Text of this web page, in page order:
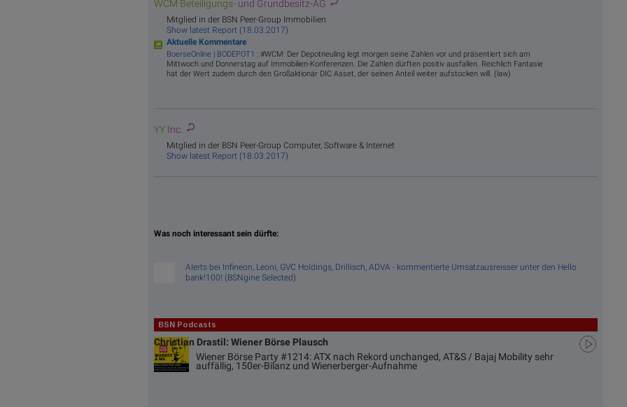
WCM Beteiligungs- und Grundbesitz-AG
Mitglied in der BSN Peer-Group Immobilien
Show latest Report (18.03.2017)
Aktuelle Kommentare
BoerseOnline | BODEPOT1 : #WCM: Der Depotneuling legt morgen seine Zahlen vor und präsentiert sich am
Mittwoch und Donnerstag auf Immobilien-Konferenzen. Die Zahlen dürften positiv ausfallen. Reichlich Fantasie
hat der Wert zudem durch den Großaktionär DIC Asset, der seinen Anteil weiter aufstocken will. (law)
YY Inc.
Mitglied in der BSN Peer-Group Computer, Software & Internet
Show latest Report (18.03.2017)
Was noch interessant sein dürfte:
Alerts bei Infineon, Leoni, GVC Holdings, Drillisch, ADVA - kommentierte Umsatzausreisser unter den Hello
bank!100! (BSNgine Selected)
BSN Podcasts
Christian Drastil: Wiener Börse Plausch
Wiener Börse Party #1214: ATX nach Rekord unchanged, AT&S / Bajaj Mobility sehr
auffällig, 150er-Bilanz und Wienerberger-Aufnahme